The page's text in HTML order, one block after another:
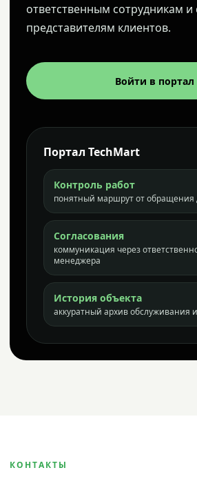
ответственным сотрудникам
представителям клиентов.
Войти в портал
Портал TechMart
Контроль работ
понятный маршрут от обращения
Согласования
коммуникация через
менеджера
История объекта
аккуратный архив обслуживания
КОНТАКТЫ